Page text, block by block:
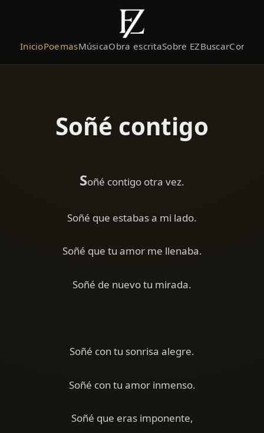
InicioPoemasMúsicaObra escritaSobre EZBuscar
Soñé contigo
Soñé contigo otra vez.
Soñé que estabas a mi lado.
Soñé que tu amor me llenaba.
Soñé de nuevo tu mirada.
Soñé con tu sonrisa alegre.
Soñé con tu amor inmenso.
Soñé que eras imponente,